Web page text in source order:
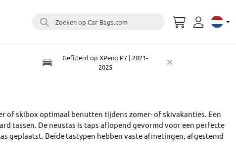
Zoeken op Car-Bags.com Select
Gefilterd op XPeng P7 | 2021-
2025
of skibox optimaal benutten tijdens zomer- of skivakanties. Een
tassen. De neustas is taps aflopend gevormd voor een perfecte
geplaatst. Beide tastypen hebben vaste afmetingen, afgestemd